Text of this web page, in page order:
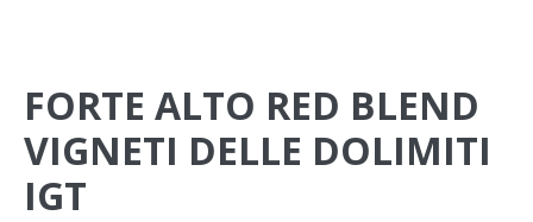
FORTE ALTO RED BLEND
VIGNETI DELLE DOLIMITI
IGT